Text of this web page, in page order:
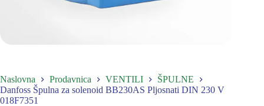
Naslovna Prodavnica VENTILI
ŠPULNE
Danfoss Špulna za solenoid BB230AS Pljosnati DIN 230 V
018F7351